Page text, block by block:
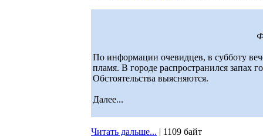
По информации очевидцев, в субботу
пламя. В городе распространился
Обстоятельства выясняются.
Далее...
Читать дальше... | 1109 байт